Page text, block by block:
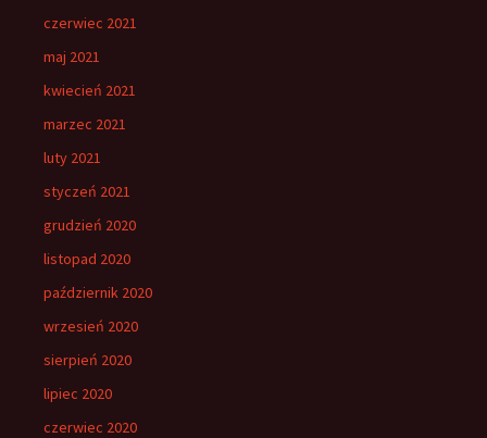
czerwiec 2021
maj 2021
kwiecień 2021
marzec 2021
luty 2021
styczeń 2021
grudzień 2020
listopad 2020
październik 2020
wrzesień 2020
sierpień 2020
lipiec 2020
czerwiec 2020